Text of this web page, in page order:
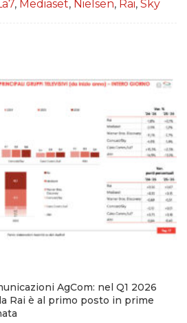
, Mediaset, Nielsen, Rai, Sky
AgCom: nel Q1 2026
Rai è al primo posto in prime